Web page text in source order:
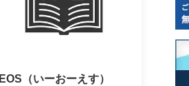
EOS（いーおーえす）